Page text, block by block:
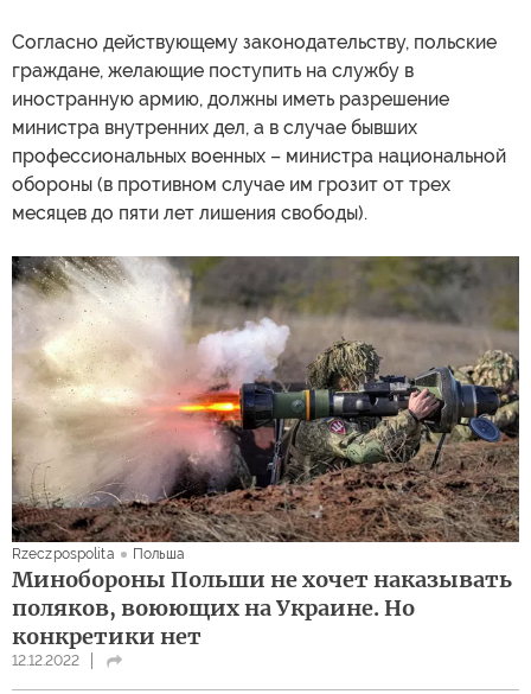
Согласно действующему законодательству, польские
граждане, желающие поступить на службу в
иностранную армию, должны иметь разрешение
министра внутренних дел, а в случае бывших
профессиональных военных – министра национальной
обороны (в противном случае им грозит от трех
месяцев до пяти лет лишения свободы).
Rzeczpospolita Польша
Минобороны Польши не хочет наказывать
поляков, воюющих на Украине. Но
конкретики нет
12.12.2022